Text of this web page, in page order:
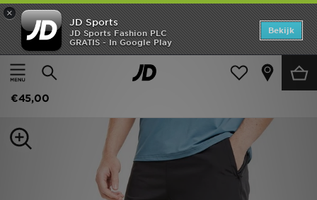
×
JD Sports
JD Sports Fashion PLC
GRATIS - In Google Play
Bekijk
Thuis
Heren Herenkleding Sportkleding
Reprimo Flight Shorts
€45,00
Home
Offers
Dames